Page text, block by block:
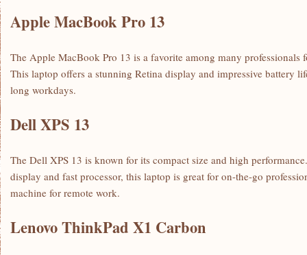
Apple MacBook Pro 13
The Apple ‍MacBook Pro‍ 13 ‍is a favorite among many⁣
This laptop offers a stunning Retina display and impressive battery
long workdays.
Dell XPS 13
The Dell XPS‌ 13 is known for its compact ⁤size and high
display ‍and fast processor, this laptop⁤ is great for on-the-go
machine for remote work.
Lenovo ThinkPad ⁣X1 Carbon